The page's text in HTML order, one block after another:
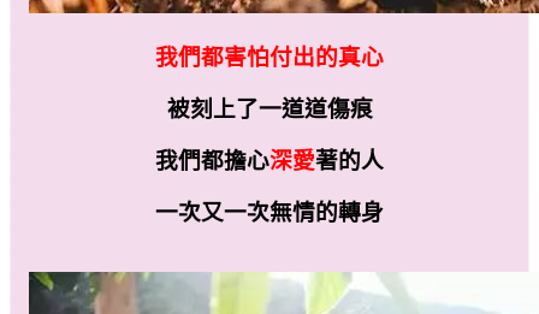
我們都害怕付出的真心
被刻上了一道道傷痕
我們都擔心深愛著的人
一次又一次無情的轉身